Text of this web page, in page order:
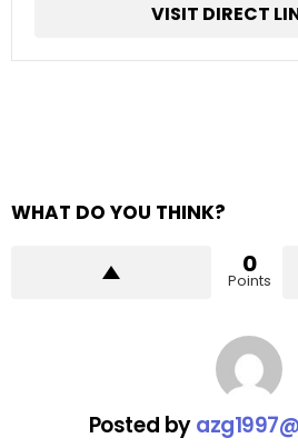
VISIT DIRECT
WHAT DO YOU THINK?
0
Points
Posted by